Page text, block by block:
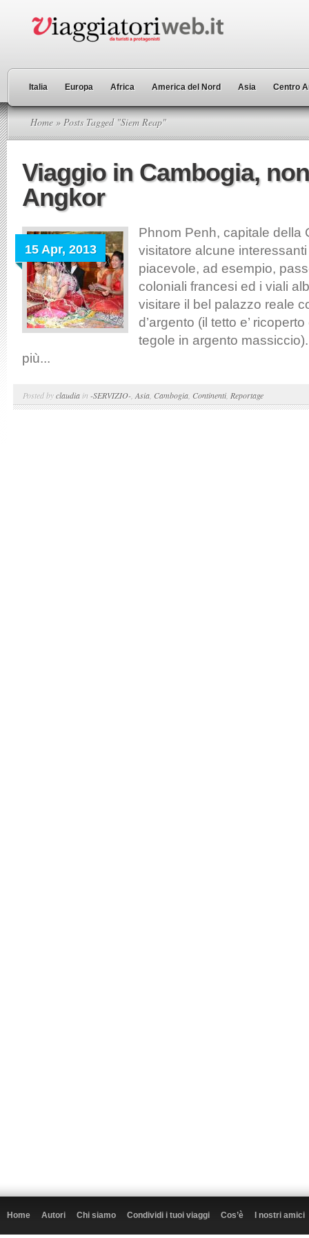
Italia Europa Africa America del Nord Asia Centro
Home » Posts Tagged "Siem Reap"
Viaggio in Cambogia,
Angkor
15 Apr, 2013
Phnom Penh, capitale della
visitatore alcune interessanti
piacevole, ad esempio,
coloniali francesi ed i viali
visitare il bel palazzo reale
d’argento (il tetto e’
tegole in argento
più...
Posted byclaudia in -SERVIZIO- Asia Cambogia Continenti, Reportage
Home Autori Chi siamo Condividi i tuoi viaggi Cos’è I nostri amici